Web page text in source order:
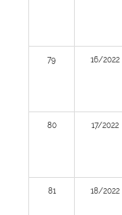
79 16/2022
80 17/2022
81 18/2022